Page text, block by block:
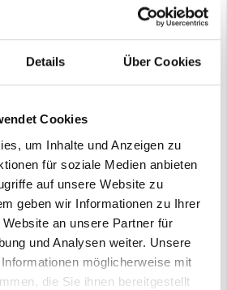
Details Über Cookies
Cookies
um Inhalte und Anzeigen zu
für soziale Medien anbieten
auf unsere Website zu
geben wir Informationen zu Ihrer
an unsere Partner für
und Analysen weiter. Unsere
möglicherweise mit
die Sie ihnen bereitgestellt
Trizact™